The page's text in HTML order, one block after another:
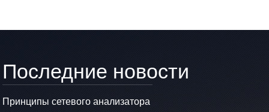
Последние новости
Принципы сетевого анализатора